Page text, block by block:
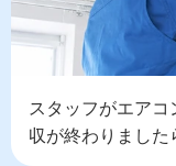
スタッフがエア
収が終わりました